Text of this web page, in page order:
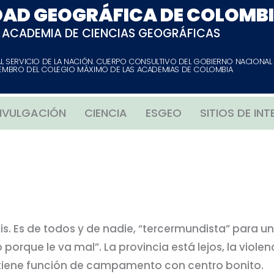
GEOGRÁFICA DE
ACADEMIA DE CIENCIAS GEOGRÁFICAS
SERVICIO DE LA NACIÓN. CUERPO CONSULTIVO DEL GOBIERNO NACIONAL
DEL COLEGIO MÁXIMO DE LAS ACADEMIAS DE COLOMBIA
CIENCIA ESGEO SITIOS DE
de todos y de nadie, “tercermundista” para
le va mal”. La provincia está lejos, la
función de campamento con centro bonito.